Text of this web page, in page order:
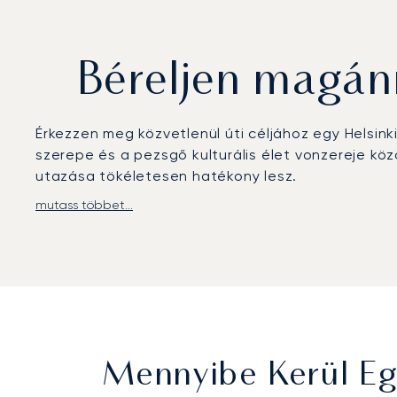
Béreljen
Érkezzen meg közvetlenül úti céljához egy
szerepe és a pezsgő kulturális élet vonzereje
utazása tökéletesen hatékony lesz.
A repülőutakat teljes mértékben az Ön
mutass többet...
Mennyibe Kerül